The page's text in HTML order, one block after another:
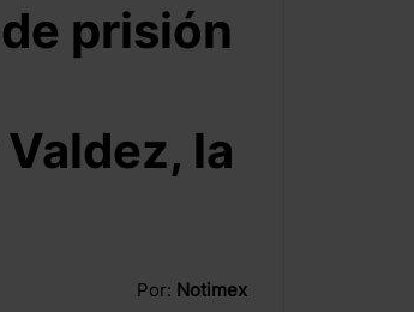
prisión
la
Por: Notimex